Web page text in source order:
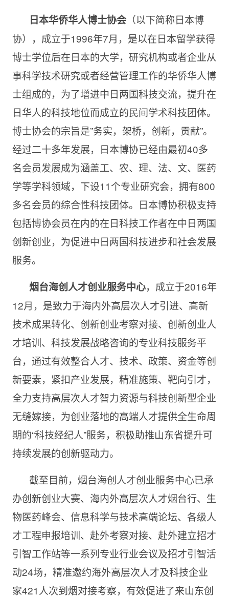
日本华侨华人博士协会（以下简称日本博
协），成立于1996年7月，是以在日本留学获得
博士学位后在日本的大学，研究机构或者企业从
事科学技术研究或者经营管理工作的华侨华人博
士组成的，为了增进中日两国科技交流，提升在
日华人的科技地位而成立的民间学术科技团体。
博士协会的宗旨是”务实，架桥，创新，贡献”。
经过二十多年发展，日本博协已经由最初40多
名会员发展成为涵盖工、农、理、法、文、医药
学等学科领域，下设11个专业研究会，拥有800
多名会员的综合性科技团体。日本博协积极支持
包括博协会员在内的在日科技工作者在中日两国
创新创业，为促进中日两国科技进步和社会发展
服务。
烟台海创人才创业服务中心，成立于2016年
12月，是致力于海内外高层次人才引进、高新
技术成果转化、创新创业考察对接、创新创业人
才培训、科技发展战略咨询的专业科技服务平
台，通过有效整合人才、技术、政策、资金等创
新要素，紧扣产业发展，精准施策、靶向引才，
全力支持高层次人才智力资源与科技创新型企业
无缝嫁接，为创业落地的高端人才提供全生命周
期的“科技经纪人”服务，积极助推山东省提升可
持续发展的创新驱动力。
截至目前，烟台海创人才创业服务中心已承
办创新创业大赛、海内外高层次人才烟台行、生
物医药峰会、信息科学与技术高端论坛、各级人
才工程申报培训、赴外考察对接、赴外建立招才
引智工作站等一系列专业行业会议及招才引智活
动24场，精准邀约海外高层次人才及科技企业
家421人次到烟对接考察，有效促进了来山东创